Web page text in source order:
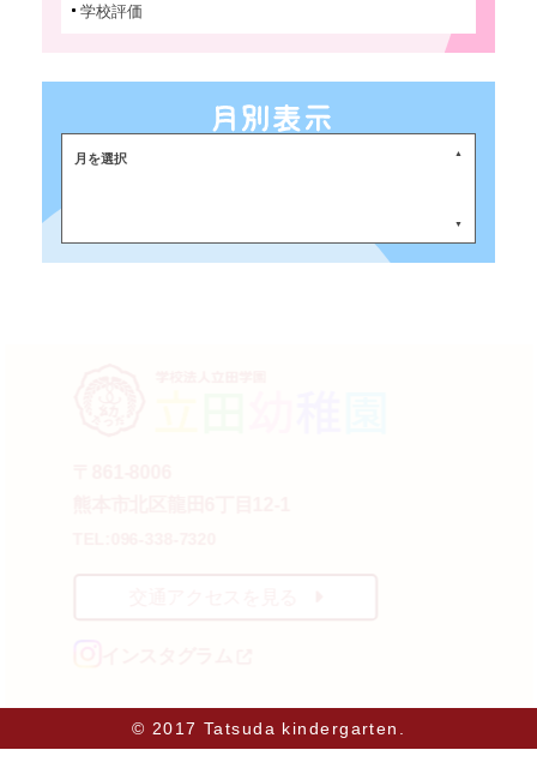
学校評価
月を選択
© 2017 Tatsuda kindergarten.